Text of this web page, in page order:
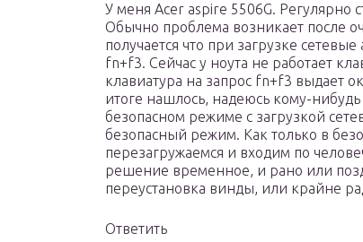
У меня Acer aspire 5506G. Регулярно
Обычно проблема возникает после
получается что при загрузке
fn+f3. Сейчас у ноута не работает
клавиатура на запрос fn+f3 выдает
итоге нашлось, надеюсь кому-
безопасном режиме с загрузкой
безопасный режим. Как только в
перезагружаемся и входим по
решение временное, и рано или
переустановка винды, или крайне
Ответить